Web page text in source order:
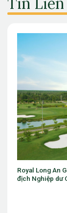
Long An Golf &
Nghiệp dư Quốc